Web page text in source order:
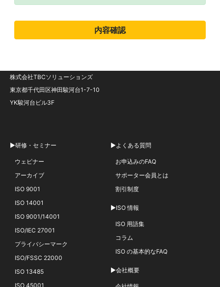
株式会社TBCソリューションズ
東京都千代田区神田駿河台1-7-10
YK駿河台ビル3F
▶研修・セミナー
ウェビナー
アーカイブ
ISO 9001
ISO 14001
ISO 9001/14001
ISO/IEC 27001
プライバシーマーク
ISO/FSSC 22000
ISO 13485
ISO 45001
▶よくある質問
お申込みのFAQ
サポーター会員とは
割引制度
▶ISO 情報
ISO 用語集
コラム
ISO の基本的なFAQ
▶会社概要